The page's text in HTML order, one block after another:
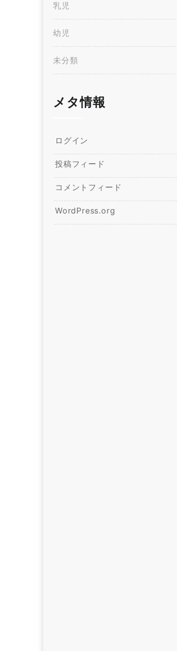
乳児
幼児
未分類
メタ情報
ログイン
投稿フィード
コメントフィード
WordPress.org